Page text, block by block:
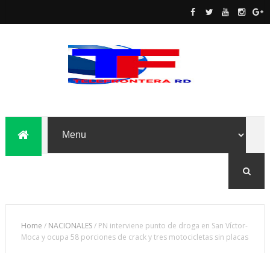
Home / NACIONALES/ PN interviene punto de droga en San Víctor-
Moca y ocupa 58 porciones de crack y tres motocicletas sin placas